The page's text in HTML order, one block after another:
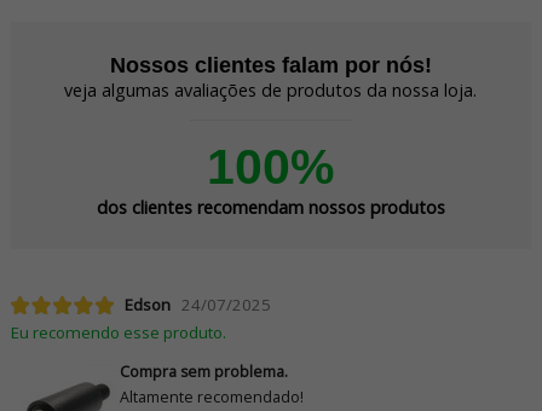
Nossos clientes falam por nós!
veja algumas avaliações de produtos da nossa loja.
100%
dos clientes recomendam nossos produtos
Edson 24/07/2025
Eu recomendo esse produto.
Compra sem problema.
Altamente recomendado!